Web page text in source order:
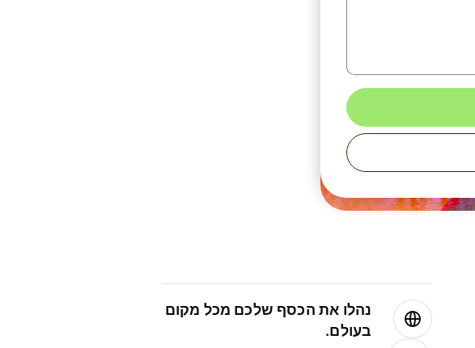
נהלו את הכסף שלכם מכל מקום
בעולם.